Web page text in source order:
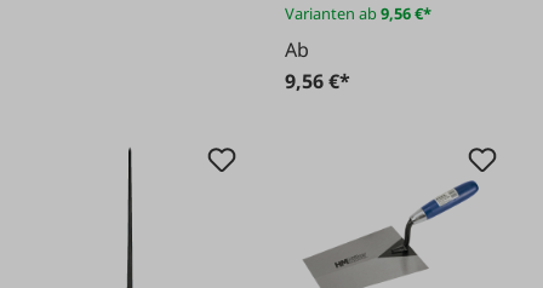
Varianten ab9,56 €*
Ab
9,56 €*